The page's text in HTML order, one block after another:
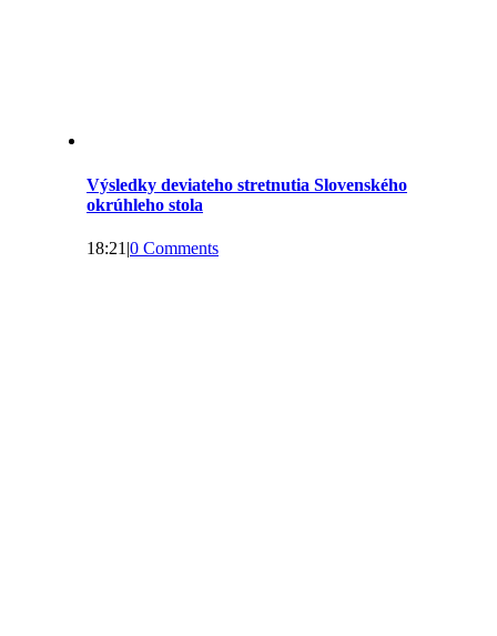
Výsledky deviateho stretnutia Slovenského
okrúhleho stola
18:21 |0 Comments